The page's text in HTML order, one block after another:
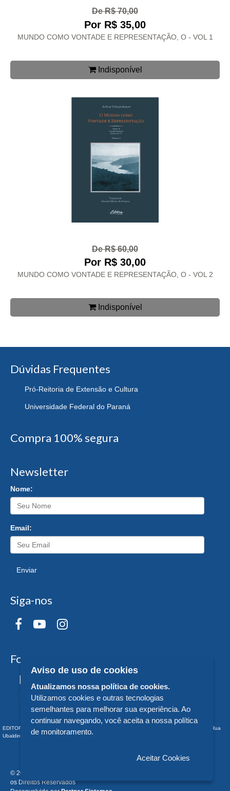
De R$ 70,00
Por R$ 35,00
MUNDO COMO VONTADE E REPRESENTAÇÃO, O - VOL 1
Indisponível
De R$ 60,00
Por R$ 30,00
MUNDO COMO VONTADE E REPRESENTAÇÃO, O - VOL 2
Indisponível
Dúvidas Frequentes
Pró-Reitoria de Extensão e Cultura
Universidade Federal do Paraná
Compra 100% segura
Newsletter
Nome:
Email:
Enviar
Siga-nos
Formas de Pagamento
EDITORA DA UNIVERSIDADE FEDERAL DO PARANÁ - CNPJ n° 75.095.679/0011-10 - Rua
Ubaldino do Amaral, 321 - Alto da Glória - - PR
© 2026 EDITORA DA UNIVERSIDADE FEDERAL DO PARANÁ - Todos
os Direitos Reservados
Aviso de uso de cookies
Atualizamos nossa política de cookies.
Utilizamos cookies e outras tecnologias
semelhantes para melhorar sua experiência. Ao
continuar navegando, você aceita a nossa política
de monitoramento.
Aceitar Cookies